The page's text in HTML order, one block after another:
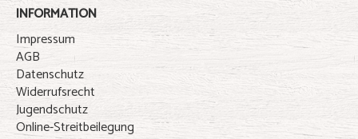
INFORMATION
Impressum
AGB
Datenschutz
Widerrufsrecht
Jugendschutz
Online-Streitbeilegung